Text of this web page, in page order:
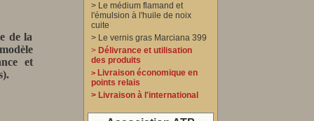
de la
et
> Le médium flamand et
l'émulsion à l'huile de noix
cuite
> Le vernis gras Marciana 399
> Délivrance et utilisation
des produits
> Livraison économique en
points relais
> Livraison à l'international